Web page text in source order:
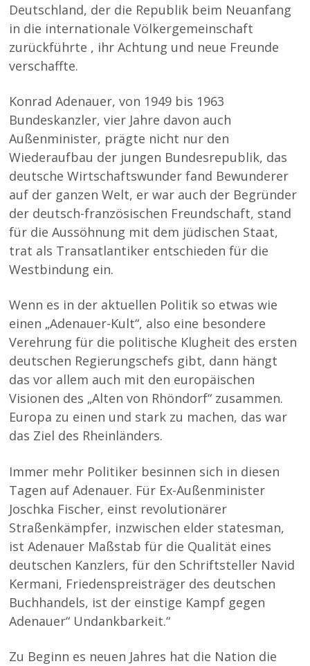
Deutschland, der die Republik beim Neuanfang
in die internationale Völkergemeinschaft
zurückführte , ihr Achtung und neue Freunde
verschaffte.
Konrad Adenauer, von 1949 bis 1963
Bundeskanzler, vier Jahre davon auch
Außenminister, prägte nicht nur den
Wiederaufbau der jungen Bundesrepublik, das
deutsche Wirtschaftswunder fand Bewunderer
auf der ganzen Welt, er war auch der Begründer
der deutsch-französischen Freundschaft, stand
für die Aussöhnung mit dem jüdischen Staat,
trat als Transatlantiker entschieden für die
Westbindung ein.
Wenn es in der aktuellen Politik so etwas wie
einen „Adenauer-Kult“, also eine besondere
Verehrung für die politische Klugheit des ersten
deutschen Regierungschefs gibt, dann hängt
das vor allem auch mit den europäischen
Visionen des „Alten von Rhöndorf“ zusammen.
Europa zu einen und stark zu machen, das war
das Ziel des Rheinländers.
Immer mehr Politiker besinnen sich in diesen
Tagen auf Adenauer. Für Ex-Außenminister
Joschka Fischer, einst revolutionärer
Straßenkämpfer, inzwischen elder statesman,
ist Adenauer Maßstab für die Qualität eines
deutschen Kanzlers, für den Schriftsteller Navid
Kermani, Friedenspreisträger des deutschen
Buchhandels, ist der einstige Kampf gegen
Adenauer“ Undankbarkeit.“
Zu Beginn es neuen Jahres hat die Nation die